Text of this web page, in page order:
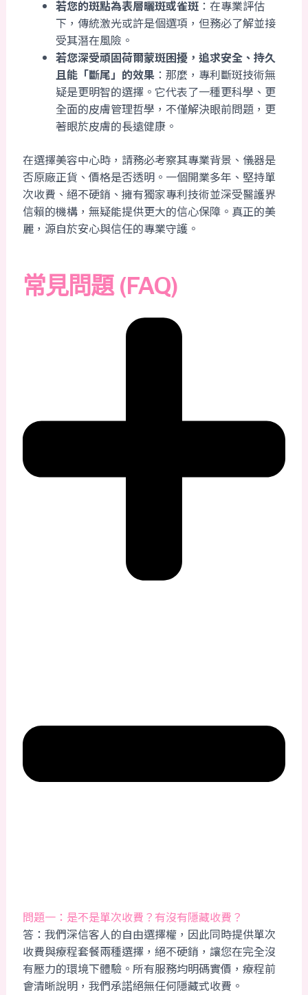
若您的斑點為表層曬斑或雀斑：在專業評估
下，傳統激光或許是個選項，但務必了解並接
受其潛在風險。
若您深受頑固荷爾蒙斑困擾，追求安全、持久
且能「斷尾」的效果：那麼，專利斷斑技術無
疑是更明智的選擇。它代表了一種更科學、更
全面的皮膚管理哲學，不僅解決眼前問題，更
著眼於皮膚的長遠健康。
在選擇美容中心時，請務必考察其專業背景、儀器是
否原廠正貨、價格是否透明。一個開業多年、堅持單
次收費、絕不硬銷、擁有獨家專利技術並深受醫護界
信賴的機構，無疑能提供更大的信心保障。真正的美
麗，源自於安心與信任的專業守護。
常見問題 (FAQ)
問題一：是不是單次收費？有沒有隱藏收費？
答：我們深信客人的自由選擇權，因此同時提供單次
收費與療程套餐兩種選擇，絕不硬銷，讓您在完全沒
有壓力的環境下體驗。所有服務均明碼實價，療程前
會清晰說明，我們承諾絕無任何隱藏式收費。